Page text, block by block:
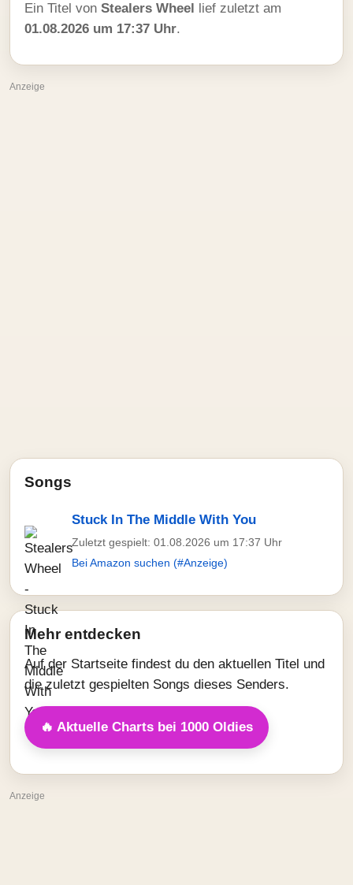
Ein Titel von Stealers Wheel lief zuletzt am
01.08.2026 um 17:37 Uhr.
Anzeige
Songs
Stuck In The Middle With You
Zuletzt gespielt: 01.08.2026 um 17:37 Uhr
Bei Amazon suchen (#Anzeige)
Mehr entdecken
Auf der Startseite findest du den aktuellen Titel und
die zuletzt gespielten Songs dieses Senders.
🔥 Aktuelle Charts bei 1000 Oldies
Anzeige